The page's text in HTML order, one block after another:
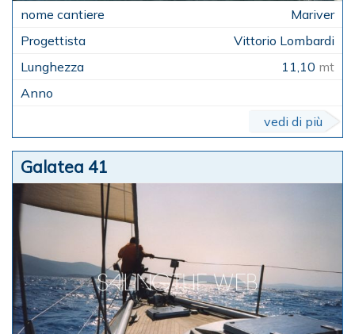
Mariver
Vittorio Lombardi
11,10 mt
vedi di più
Galatea 41